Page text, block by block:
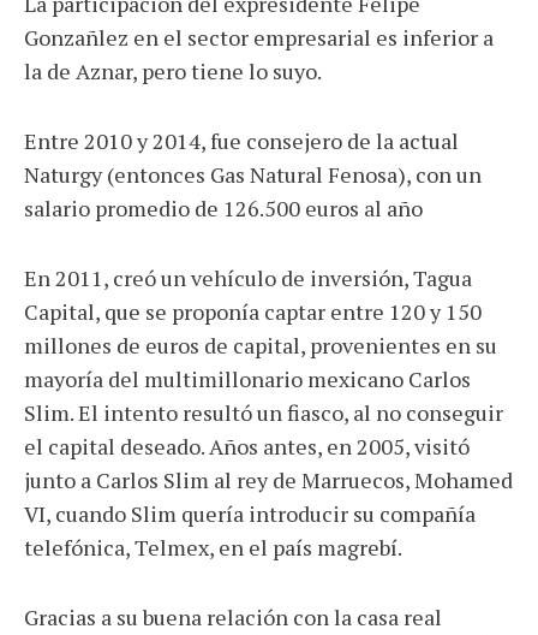
Gonzañlez en el sector empresarial es inferior a
la de Aznar, pero tiene lo suyo.
Entre 2010 y 2014, fue consejero de la actual
Naturgy (entonces Gas Natural Fenosa), con un
salario promedio de 126.500 euros al año
En 2011, creó un vehículo de inversión, Tagua
Capital, que se proponía captar entre 120 y 150
millones de euros de capital, provenientes en su
mayoría del multimillonario mexicano Carlos
Slim. El intento resultó un fiasco, al no conseguir
el capital deseado. Años antes, en 2005, visitó
junto a Carlos Slim al rey de Marruecos, Mohamed
VI, cuando Slim quería introducir su compañía
telefónica, Telmex, en el país magrebí.
Gracias a su buena relación con la casa real